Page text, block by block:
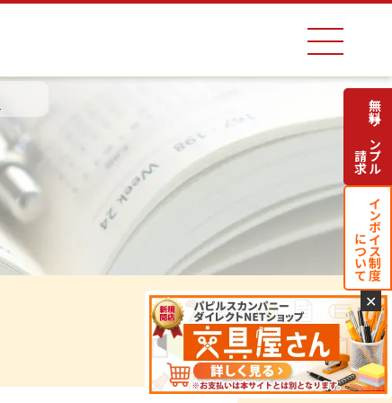
無料サンプル
請求
インボイス制度
について
✕